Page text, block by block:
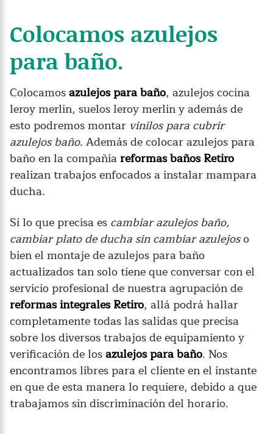
Colocamos azulejos
para baño.
Colocamosazulejos para baño, azulejos cocina
leroy merlin, suelos leroy merlin y además de
esto podremos montar vinilos para cubrir
azulejos baño. Además de colocar azulejos para
baño en la compañíareformas baños Retiro
realizan trabajos enfocados a instalar mampara
ducha.
Si lo que precisa es cambiar azulejos baño,
cambiar plato de ducha sin cambiar azulejoso
bien el montaje de azulejos para baño
actualizados tan solo tiene que conversar con el
servicio profesional de nuestra agrupación de
reformas integrales Retiro, allá podrá hallar
completamente todas las salidas que precisa
sobre los diversos trabajos de equipamiento y
verificación de losazulejos para baño. Nos
encontramos libres para el cliente en el instante
en que de esta manera lo requiere, debido a que
trabajamos sin discriminación del horario.